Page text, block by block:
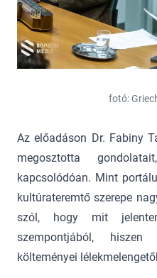
fotó:
Az előadáson Dr. Fabiny
megosztotta
kapcsolódóan. Mint
kultúrateremtő szerepe
szól, hogy mit
szempontjából,
költeményei